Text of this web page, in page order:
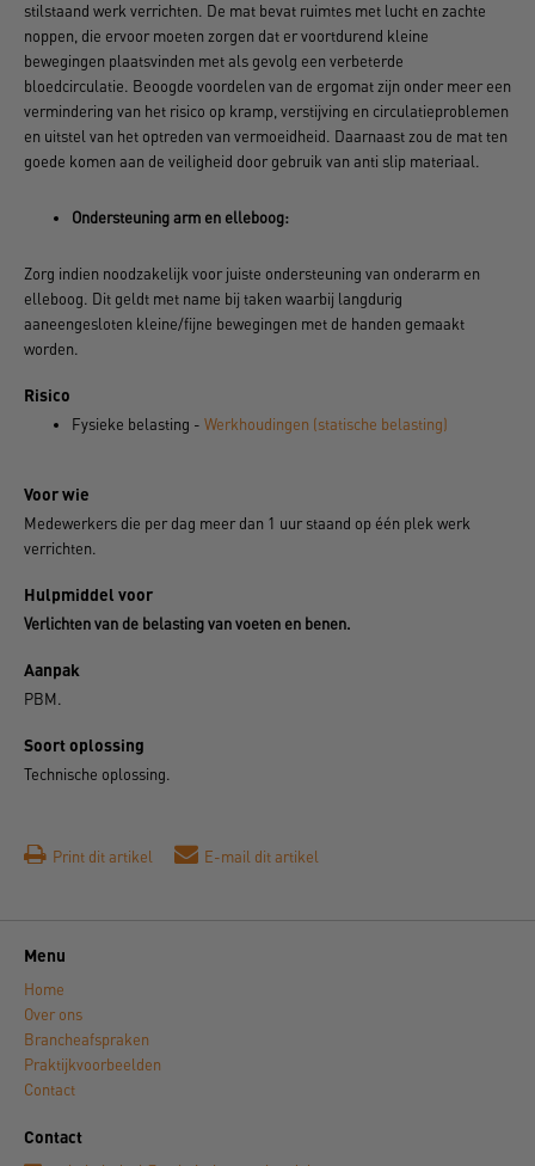
stilstaand werk verrichten. De mat bevat ruimtes met lucht en zachte
noppen, die ervoor moeten zorgen dat er voortdurend kleine
bewegingen plaatsvinden met als gevolg een verbeterde
bloedcirculatie. Beoogde voordelen van de ergomat zijn onder meer een
vermindering van het risico op kramp, verstijving en circulatieproblemen
en uitstel van het optreden van vermoeidheid. Daarnaast zou de mat ten
goede komen aan de veiligheid door gebruik van anti slip materiaal.
Ondersteuning arm en elleboog:
Zorg indien noodzakelijk voor juiste ondersteuning van onderarm en
elleboog. Dit geldt met name bij taken waarbij langdurig
aaneengesloten kleine/fijne bewegingen met de handen gemaakt
worden.
Risico
Fysieke belasting - Werkhoudingen (statische belasting)
Voor wie
Medewerkers die per dag meer dan 1 uur staand op één plek werk
verrichten.
Hulpmiddel voor
Verlichten van de belasting van voeten en benen.
Aanpak
PBM.
Soort oplossing
Technische oplossing.
Print dit artikel E-mail dit artikel
Menu
Home
Over ons
Brancheafspraken
Praktijkvoorbeelden
Contact
Contact